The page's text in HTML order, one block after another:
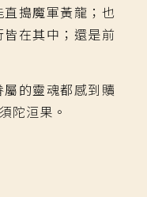
搗魔軍黃龍；也
在其中；還是前
的靈魂都感到贖
陀洹果。